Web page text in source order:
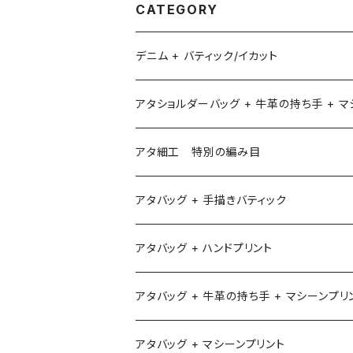
CATEGORY
デニム + バティック/イカット
アタショルダーバッグ + 牛革の持ち手 + マ
アタ細工 特別の編み目
アタバッグ + 手描きバティック
アタバッグ + ハンドプリント
アタバッグ + 牛革の持ち手 + マシーンプリ
アタバッグ + マシーンプリント